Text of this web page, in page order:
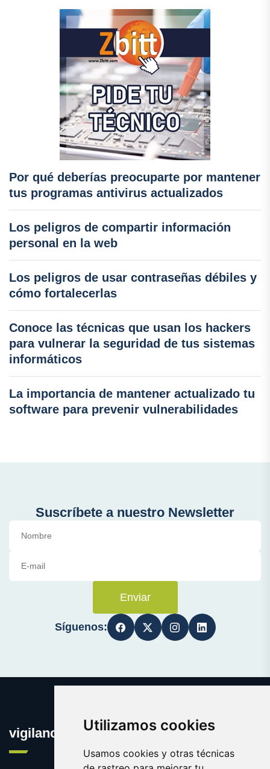
Utilizamos cookies
Usamos cookies y otras técnicas
Por qué deberías preocuparte por mantener
tus programas antivirus actualizados
Los peligros de compartir información
personal en la web
Los peligros de usar contraseñas débiles y
cómo fortalecerlas
Conoce las técnicas que usan los hackers
para vulnerar la seguridad de tus sistemas
informáticos
La importancia de mantener actualizado tu
software para prevenir vulnerabilidades
Suscríbete a nuestro Newsletter
Enviar
Síguenos:
vigilanciaonline.es